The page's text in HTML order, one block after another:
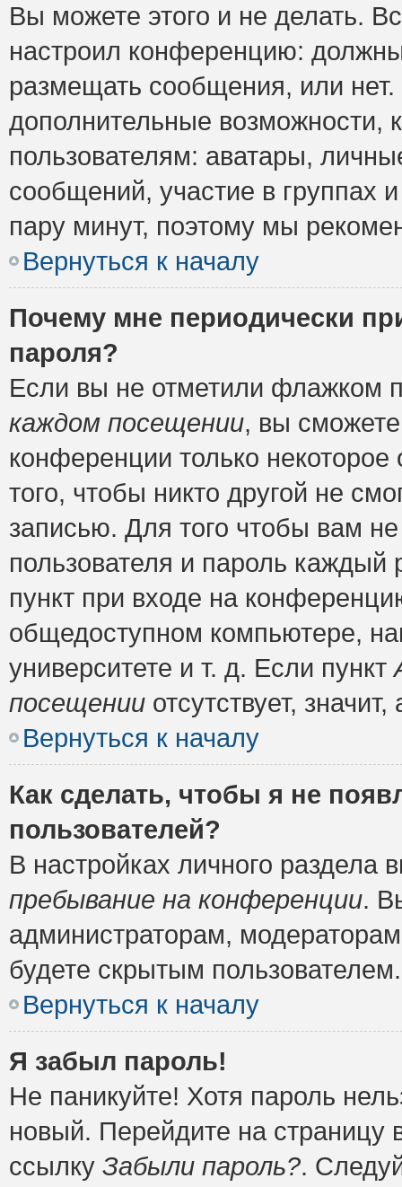
Вы можете этого и не делать.
настроил конференцию:
размещать сообщения, или
дополнительные возможности,
пользователям: аватары,
сообщений, участие в группах
пару минут, поэтому мы
Вернуться к началу
Почему мне периодически
пароля?
Если вы не отметили флажком
каждом посещении, вы
конференции только
того, чтобы никто другой не
записью. Для того чтобы вам
пользователя и пароль
пункт при входе на
общедоступном компьютере,
университете и т. д. Если пункт
посещении отсутствует,
Вернуться к началу
Как сделать, чтобы я не
пользователей?
В настройках личного
пребывание на конференции.
администраторам,
будете скрытым пользователем.
Вернуться к началу
Я забыл пароль!
Не паникуйте! Хотя пароль
новый. Перейдите на
ссылку Забыли пароль?.